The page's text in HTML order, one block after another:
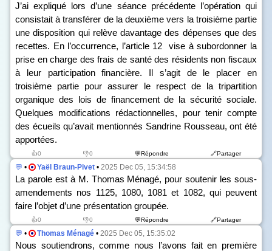
J’ai expliqué lors d’une séance précédente l’opération qui
consistait à transférer de la deuxième vers la troisième partie
une disposition qui relève davantage des dépenses que des
recettes. En l’occurrence, l’article 12 vise à subordonner la
prise en charge des frais de santé des résidents non fiscaux
à leur participation financière. Il s’agit de le placer en
troisième partie pour assurer le respect de la tripartition
organique des lois de financement de la sécurité sociale.
Quelques modifications rédactionnelles, pour tenir compte
des écueils qu’avait mentionnés Sandrine Rousseau, ont été
apportées.
👍0 👎0 💬Répondre 🔗Partager
💬 • Yaël Braun-Pivet • 2025 Dec 05, 15:34:58
La parole est à M. Thomas Ménagé, pour soutenir les sous-
amendements nos 1125, 1080, 1081 et 1082, qui peuvent
faire l’objet d’une présentation groupée.
👍0 👎0 💬Répondre 🔗Partager
💬 • Thomas Ménagé • 2025 Dec 05, 15:35:02
Nous soutiendrons, comme nous l’avons fait en première